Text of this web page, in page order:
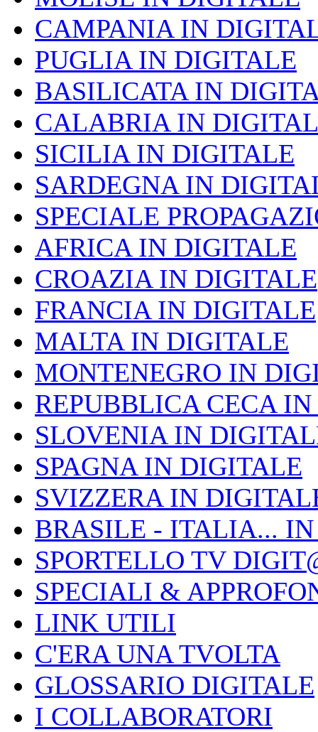
CAMPANIA IN
PUGLIA IN DIGITALE
BASILICATA IN
CALABRIA IN
SICILIA IN DIGITALE
SARDEGNA IN
SPECIALE
AFRICA IN DIGITALE
CROAZIA IN DIGITALE
FRANCIA IN DIGITALE
MALTA IN DIGITALE
MONTENEGRO IN
REPUBBLICA CECA
SLOVENIA IN
SPAGNA IN DIGITALE
SVIZZERA IN
BRASILE - ITALIA...
SPORTELLO TV
SPECIALI &
LINK UTILI
C'ERA UNA TVOLTA
GLOSSARIO DIGITALE
I COLLABORATORI